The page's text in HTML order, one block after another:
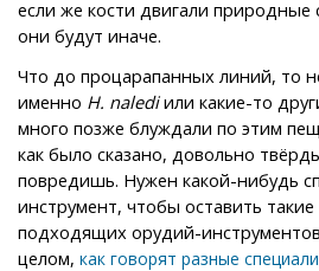
если же кости двигали природные
они будут иначе.
Что до процарапанных линий, то
именно H. nalediили какие-то
много позже блуждали по этим
как было сказано, довольно
повредишь. Нужен какой-нибудь
инструмент, чтобы оставить
подходящих орудий-
целом, как говорят разные